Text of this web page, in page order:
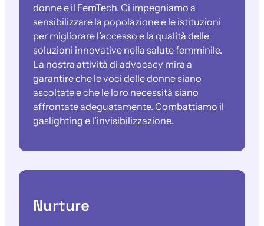
donne e il FemTech. Ci impegniamo a
sensibilizzare la popolazione e le istituzioni
per migliorare l’accesso e la qualità delle
soluzioni innovative nella salute femminile.
La nostra attività di advocacy mira a
garantire che le voci delle donne siano
ascoltate e che le loro necessità siano
affrontate adeguatamente. Combattiamo il
gaslighting e l’invisibilizzazione.
Nurture